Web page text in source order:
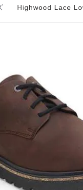
Highwood Lace Low / ハ